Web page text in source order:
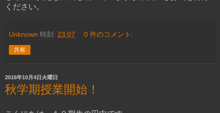
ください。
Unknown 時刻: 23:07 0 件のコメント:
共有
2016年10月4日火曜日
秋学期授業開始！